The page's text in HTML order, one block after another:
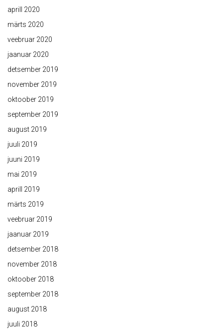
aprill 2020
märts 2020
veebruar 2020
jaanuar 2020
detsember 2019
november 2019
oktoober 2019
september 2019
august 2019
juuli 2019
juuni 2019
mai 2019
aprill 2019
märts 2019
veebruar 2019
jaanuar 2019
detsember 2018
november 2018
oktoober 2018
september 2018
august 2018
juuli 2018